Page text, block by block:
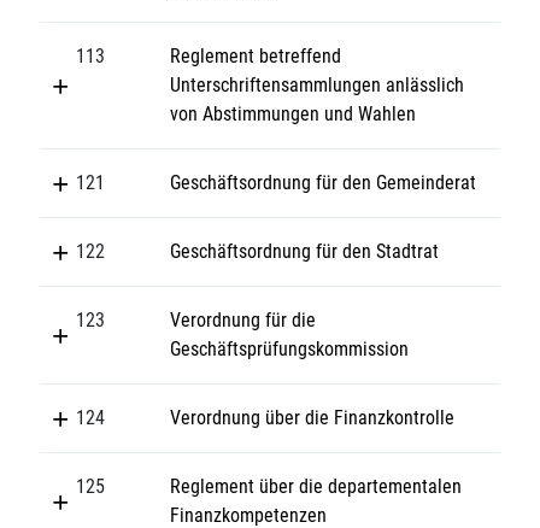
113
Reglement betreffend
Unterschriftensammlungen anlässlich
von Abstimmungen und Wahlen
121 Geschäftsordnung für den Gemeinderat
122 Geschäftsordnung für den Stadtrat
123
Verordnung für die
Geschäftsprüfungskommission
124 Verordnung über die Finanzkontrolle
125
Reglement über die departementalen
Finanzkompetenzen